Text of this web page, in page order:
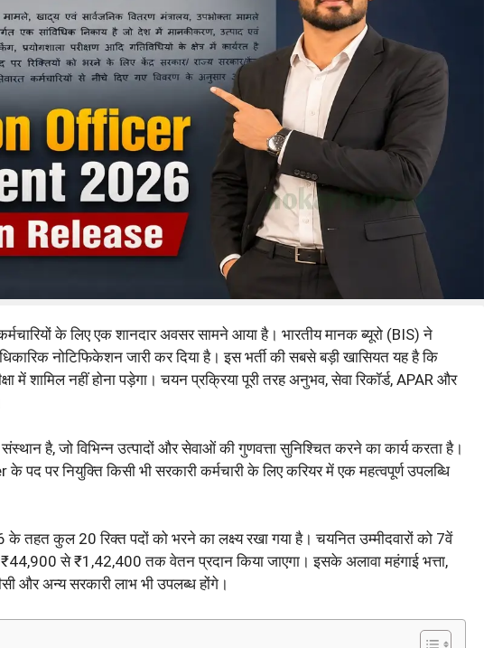
के लिए एक शानदार अवसर सामने आया है। भारतीय मानक ब्यूरो (BIS) ने
नोटिफिकेशन जारी कर दिया है। इस भर्ती की सबसे बड़ी खासियत यह है कि
में शामिल नहीं होना पड़ेगा। चयन प्रक्रिया पूरी तरह अनुभव, सेवा रिकॉर्ड, APAR और
है, जो विभिन्न उत्पादों और सेवाओं की गुणवत्ता सुनिश्चित करने का कार्य करता है।
पर नियुक्ति किसी भी सरकारी कर्मचारी के लिए करियर में एक महत्वपूर्ण उपलब्धि
कुल 20 रिक्त पदों को भरने का लक्ष्य रखा गया है। चयनित उम्मीदवारों को 7वें
से ₹1,42,400 तक वेतन प्रदान किया जाएगा। इसके अलावा महंगाई भत्ता,
और अन्य सरकारी लाभ भी उपलब्ध होंगे।